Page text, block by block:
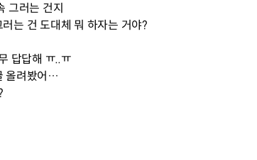
그러는 건지
는 건 도대체 뭐 하자는 거야?
답답해 ㅠ..ㅠ
올려봤어…